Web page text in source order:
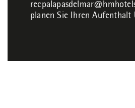
planen Sie Ihren Aufenthalt